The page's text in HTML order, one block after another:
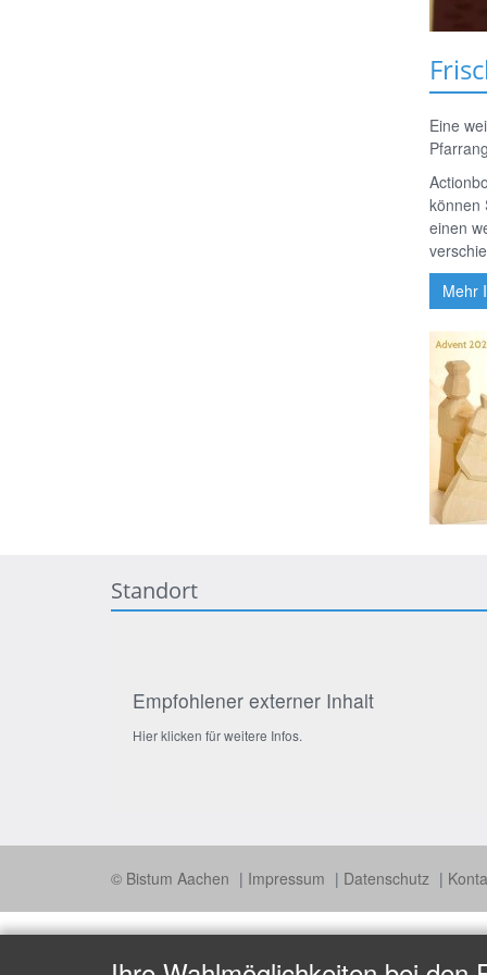
Eine
können
einen
Mehr
Standort
Empfohlener externer Inhalt
Hier klicken für weitere Infos.
© Bistum Aachen Impressum Datenschutz